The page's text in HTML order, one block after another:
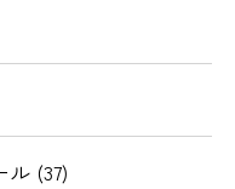
(37)